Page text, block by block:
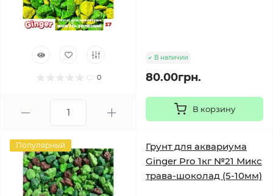
0
В наличии
80.00грн.
В корзину
Популярный
Грунт для аквариума
Ginger Pro 1кг №21 Микс
трава-шоколад (5-10мм)